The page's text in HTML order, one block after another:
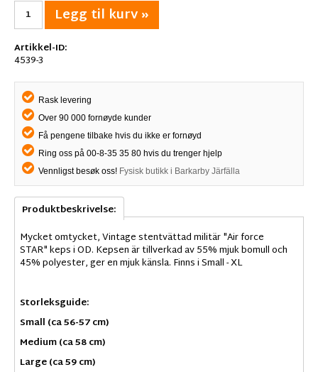
Legg til kurv »
Artikkel-ID:
4539-3
Rask levering
Over 90 000 fornøyde kunder
Få pengene tilbake hvis du ikke er fornøyd
Ring oss på 00-8-35 35 80 hvis du trenger hjelp
Vennligst besøk oss! Fysisk butikk i Barkarby Järfälla
Produktbeskrivelse:
Mycket omtycket, Vintage stentvättad militär "Air force
STAR" keps i OD. Kepsen är tillverkad av 55% mjuk bomull och
45% polyester, ger en mjuk känsla. Finns i Small - XL
Storleksguide:
Small (ca 56-57 cm)
Medium (ca 58 cm)
Large (ca 59 cm)